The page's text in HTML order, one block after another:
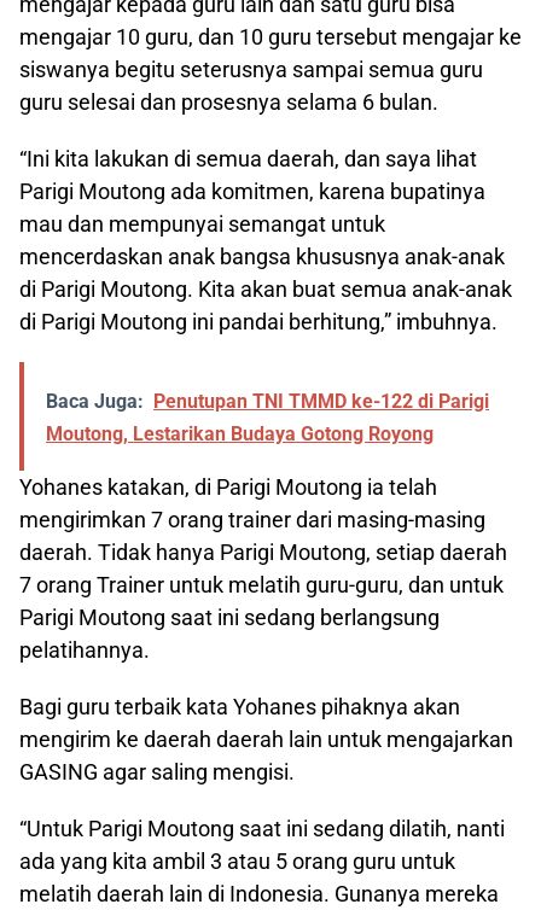
mengajar 10 guru, dan 10 guru tersebut mengajar ke
siswanya begitu seterusnya sampai semua guru
guru selesai dan prosesnya selama 6 bulan.
“Ini kita lakukan di semua daerah, dan saya lihat
Parigi Moutong ada komitmen, karena bupatinya
mau dan mempunyai semangat untuk
mencerdaskan anak bangsa khususnya anak-anak
di Parigi Moutong. Kita akan buat semua anak-anak
di Parigi Moutong ini pandai berhitung,” imbuhnya.
Baca Juga: Penutupan TNI TMMD ke-122 di Parigi
Moutong, Lestarikan Budaya Gotong Royong
Yohanes katakan, di Parigi Moutong ia telah
mengirimkan 7 orang trainer dari masing-masing
daerah. Tidak hanya Parigi Moutong, setiap daerah
7 orang Trainer untuk melatih guru-guru, dan untuk
Parigi Moutong saat ini sedang berlangsung
pelatihannya.
Bagi guru terbaik kata Yohanes pihaknya akan
mengirim ke daerah daerah lain untuk mengajarkan
GASING agar saling mengisi.
“Untuk Parigi Moutong saat ini sedang dilatih, nanti
ada yang kita ambil 3 atau 5 orang guru untuk
melatih daerah lain di Indonesia. Gunanya mereka